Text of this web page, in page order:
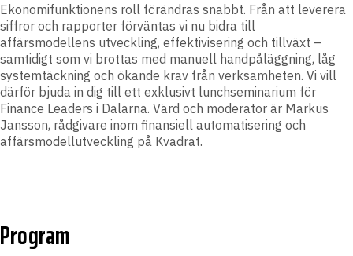
Ekonomifunktionens roll förändras snabbt. Från att leverera
siffror och rapporter förväntas vi nu bidra till
affärsmodellens utveckling, effektivisering och tillväxt –
samtidigt som vi brottas med manuell handpåläggning, låg
systemtäckning och ökande krav från verksamheten. Vi vill
därför bjuda in dig till ett exklusivt lunchseminarium för
Finance Leaders i Dalarna. Värd och moderator är Markus
Jansson, rådgivare inom finansiell automatisering och
affärsmodellutveckling på Kvadrat.
Program